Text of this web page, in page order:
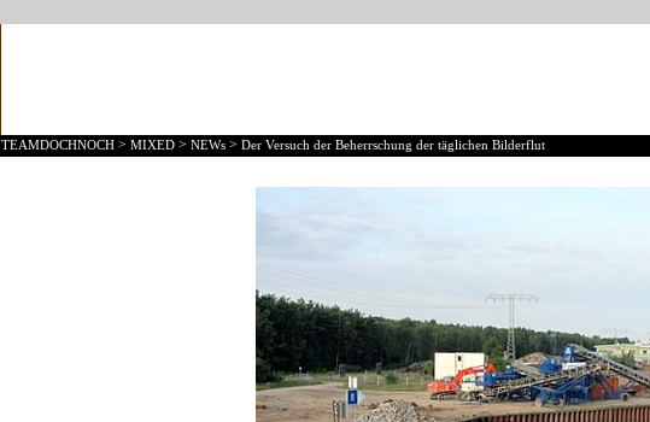
TEAMDOCHNOCH > MIXED > NEWs > Der Versuch der Beherrschung der täglichen Bilderflut